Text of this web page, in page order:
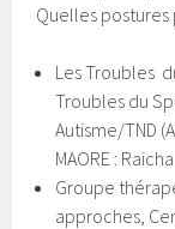
Quelles postures
Les Troubles
Troubles du
Autisme/TND
MAORE : Raicha
Groupe
approches,